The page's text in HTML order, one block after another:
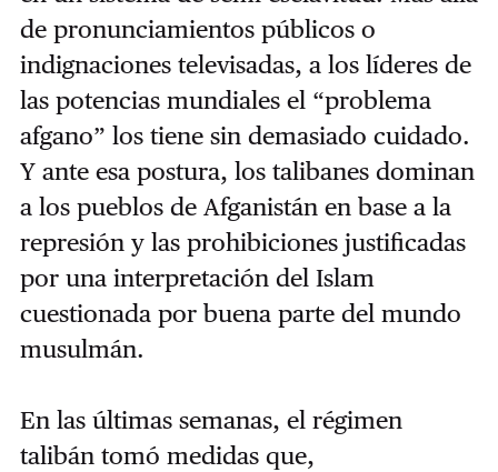
de pronunciamientos públicos o
indignaciones televisadas, a los líderes de
las potencias mundiales el “problema
afgano” los tiene sin demasiado cuidado.
Y ante esa postura, los talibanes dominan
a los pueblos de Afganistán en base a la
represión y las prohibiciones justificadas
por una interpretación del Islam
cuestionada por buena parte del mundo
musulmán.
En las últimas semanas, el régimen
talibán tomó medidas que,